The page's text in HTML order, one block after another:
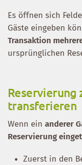
Es öffnen sich
Gäste eingeben
Transaktion
ursprünglichen
Reservierung
transferieren
Wenn ein anderer
Reservierung
Zuerst in den